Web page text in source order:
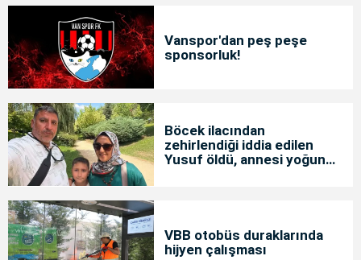
Vanspor'dan peş peşe
sponsorluk!
Böcek ilacından
zehirlendiği iddia edilen
Yusuf öldü, annesi yoğun
VBB otobüs duraklarında
hijyen çalışması